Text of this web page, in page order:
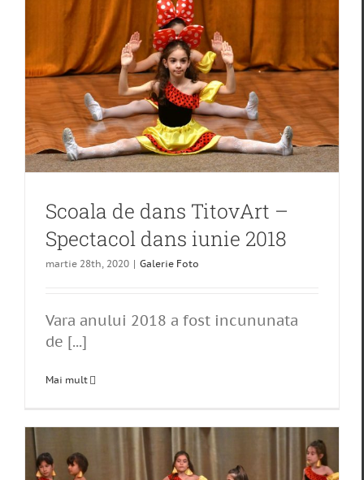
Scoala de dans TitovArt –
Spectacol dans iunie 2018
martie 28th, 2020 | Galerie Foto
Vara anului 2018 a fost incununata
de [...]
Mai mult